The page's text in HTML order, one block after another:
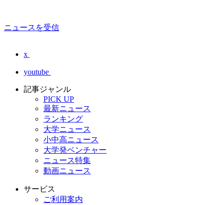
ニュースを受信
x
youtube
記事ジャンル
PICK UP
最新ニュース
ランキング
大学ニュース
小中高ニュース
大学発ベンチャー
ニュース特集
動画ニュース
サービス
ご利用案内